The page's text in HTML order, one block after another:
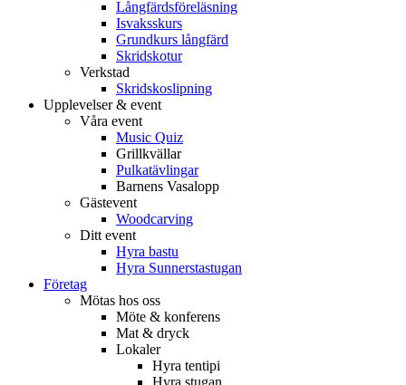
Långfärdsföreläsning
Isvaksskurs
Grundkurs långfärd
Skridskotur
Verkstad
Skridskoslipning
Upplevelser & event
Våra event
Music Quiz
Grillkvällar
Pulkatävlingar
Barnens Vasalopp
Gästevent
Woodcarving
Ditt event
Hyra bastu
Hyra Sunnerstastugan
Företag
Mötas hos oss
Möte & konferens
Mat & dryck
Lokaler
Hyra tentipi
Hyra stugan